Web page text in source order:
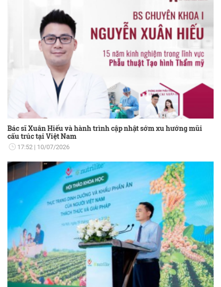
Bác sĩ Xuân Hiếu và hành trình cập nhật sớm xu hướng mũi
cấu trúc tại Việt Nam
17:52 10/07/2026